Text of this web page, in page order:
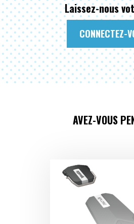
Laissez-nous
CONNECTEZ-
AVEZ-VOUS